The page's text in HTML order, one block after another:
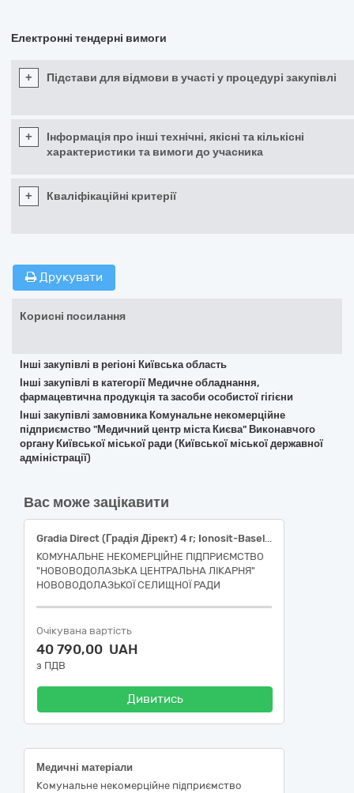
Електронні тендерні вимоги
+ Підстави для відмови в участі у процедурі закупівлі
+
Інформація про інші технічні, якісні та кількісні
характеристики та вимоги до учасника
+ Кваліфікаційні критерії
Друкувати
Корисні посилання
Інші закупівлі в регіоні Київська область
Інші закупівлі в категорії Медичне обладнання,
фармацевтична продукція та засоби особистої гігієни
Інші закупівлі замовника Комунальне некомерційне
підприємство "Медичний центр міста Києва" Виконавчого
органу Київської міської ради (Київської міської державної
адміністрації)
Вас може зацікавити
Gradia Direct (Градія Дірект) 4 г; Ionosit-Baseliner (Іоносіт) 1,5 г; Gaenial (Дженіал) 4.7 г; Cx-Plus (ЦХ-Плюс ) 35 г + 17 мл; Упін (800); Елора шприц 4 г; Орафіл G; Форедес; Крезолат; G-Premio BOND (Джі преміум бонд) 5 мл; Адгезор; Ліквідез 3%; ALVOCURE,12 г; Магма шприц; Фуджи 1; Гель труючий 8г; Micron Luting (Мікрон Лютінг); Протакрил-М
КОМУНАЛЬНЕ НЕКОМЕРЦІЙНЕ ПІДПРИЄМСТВО
"НОВОВОДОЛАЗЬКА ЦЕНТРАЛЬНА ЛІКАРНЯ"
НОВОВОДОЛАЗЬКОЇ СЕЛИЩНОЇ РАДИ
Очікувана вартість
40 790,00 UAH
з ПДВ
Дивитись
Медичні матеріали
Комунальне некомерційне підприємство